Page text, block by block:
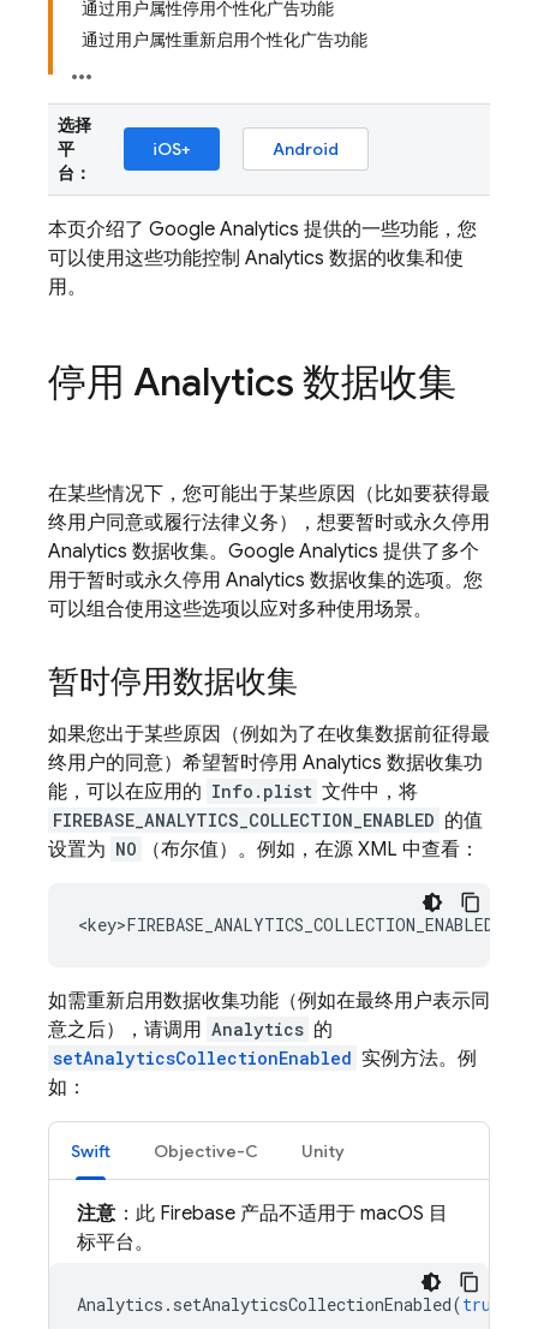
通过用户属性停用个性化广告功能
通过用户属性重新启用个性化广告功能
选择
平
台：
iOS+ Android
本页介绍了 Google Analytics 提供的一些功能，您
可以使用这些功能控制 Analytics 数据的收集和使
用。
停用 Analytics 数据收集
在某些情况下，您可能出于某些原因（比如要获得最
终用户同意或履行法律义务），想要暂时或永久停用
Analytics 数据收集。 Google Analytics 提供了多个
用于暂时或永久停用 Analytics 数据收集的选项。您
可以组合使用这些选项以应对多种使用场景。
暂时停用数据收集
如果您出于某些原因（例如为了在收集数据前征得最
终用户的同意）希望暂时停用 Analytics 数据收集功
能，可以在应用的 Info.plist 文件中，将
FIREBASE_ANALYTICS_COLLECTION_ENABLED 的值
设置为 NO （布尔值）。例如，在源 XML 中查看：
如需重新启用数据收集功能（例如在最终用户表示同
意之后），请调用 Analytics 的
setAnalyticsCollectionEnabled 实例方法。例
如：
Swift Objective-C Unity
注意：此 Firebase 产品不适用于 macOS 目
标平台。
Analytics . setAnalyticsCollectionEnabled(true